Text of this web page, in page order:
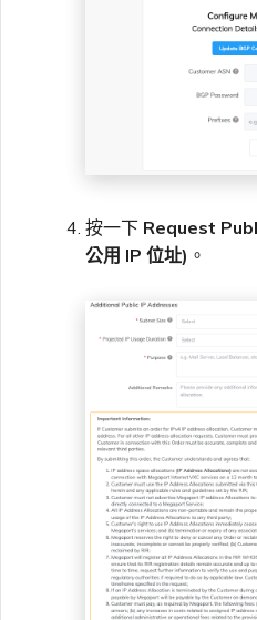
按一下 Request
公用 IP 位址) 。